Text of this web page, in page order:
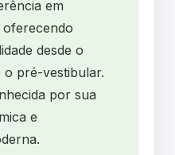
em
desde o
o pré-vestibular.
por sua
e